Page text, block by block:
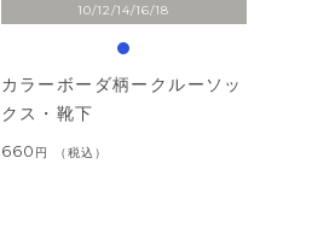
10/12/14/16/18
カラーボーダ柄ークルーソッ
クス・靴下
660 税込